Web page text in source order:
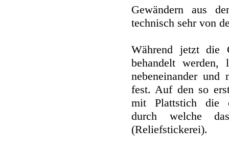
Gewändern aus
technisch sehr von
Während jetzt die
behandelt
nebeneinander und
fest. Auf den so
mit Plattstich die
durch welche
(Reliefstickerei).